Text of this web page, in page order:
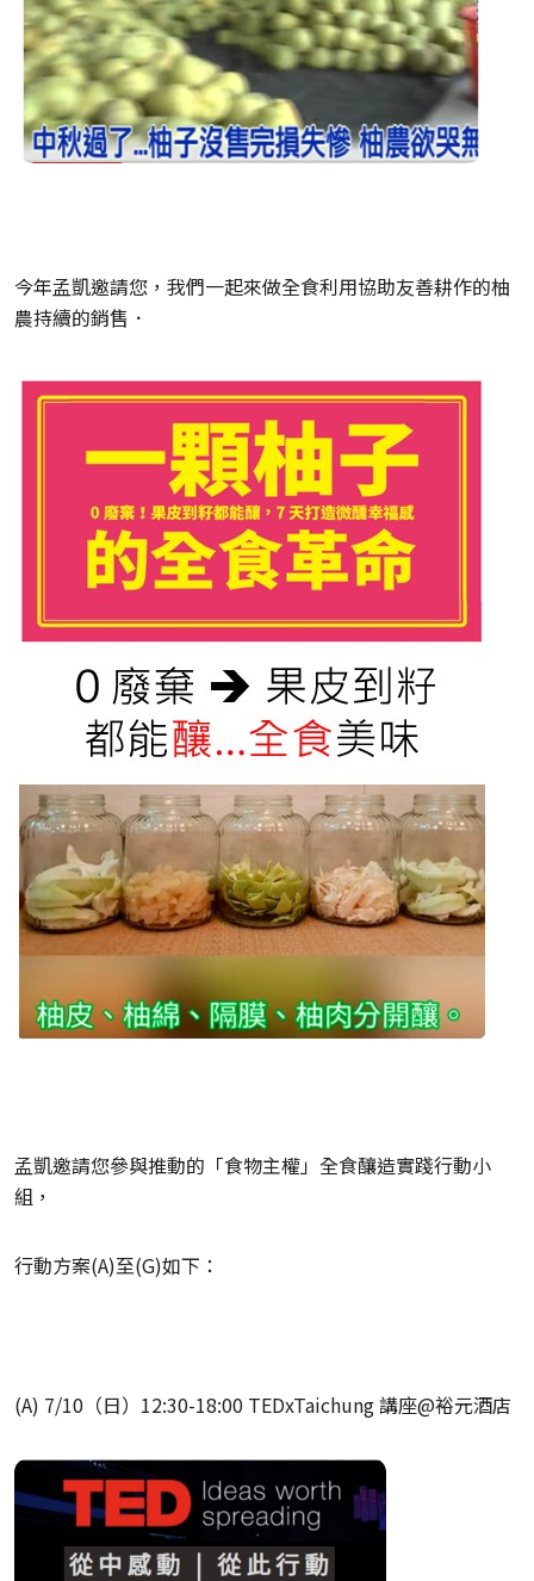
今年孟凱邀請您，我們一起來做全食利用協助友善耕作的柚
農持續的銷售．
孟凱邀請您參與推動的「食物主權」全食釀造實踐行動小
組，
行動方案(A)至(G)如下：
(A) 7/10（日）12:30-18:00 TEDxTaichung 講座@裕元酒店